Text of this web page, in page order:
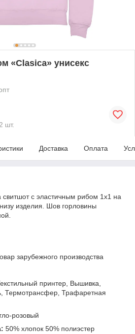
«Clasica» унисекс
шт.
Доставка Оплата
свитшот с эластичным рибом 1x1 на
изделия. Шов горловины
зарубежного производства
принтер, Вышивка,
Термотрансфер, Трафаретная
розовый
50% хлопок 50% полиэстер